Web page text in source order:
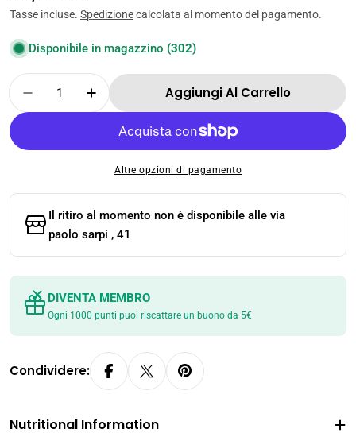
normale
Tasse incluse. Spedizionecalcolata al momento del pagamento.
Disponibile in magazzino (302)
Quantità
Diminuisci La Quantità Per MAMA - NOODLES
Aumenta La Quantità Per MAMA -
Aggiungi Al Carrello
Altre opzioni di pagamento
Il ritiro al momento non è disponibile alle via
paolo sarpi , 41
DIVENTA MEMBRO
Ogni 1000 punti puoi riscattare un buono da 5€
Condividere:
Nutritional Information